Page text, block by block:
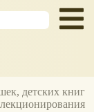
детских книг